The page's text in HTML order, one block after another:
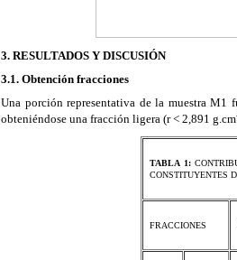
3. RESULTADOS Y DISCUSIÓN
3.1. Obtención fracciones
Una porción representativa de la muestra M1
obteniéndose una fracción ligera (r < 2,891 g.cm
TABLA 1:
CONSTITUYENTES
FRACCIONES